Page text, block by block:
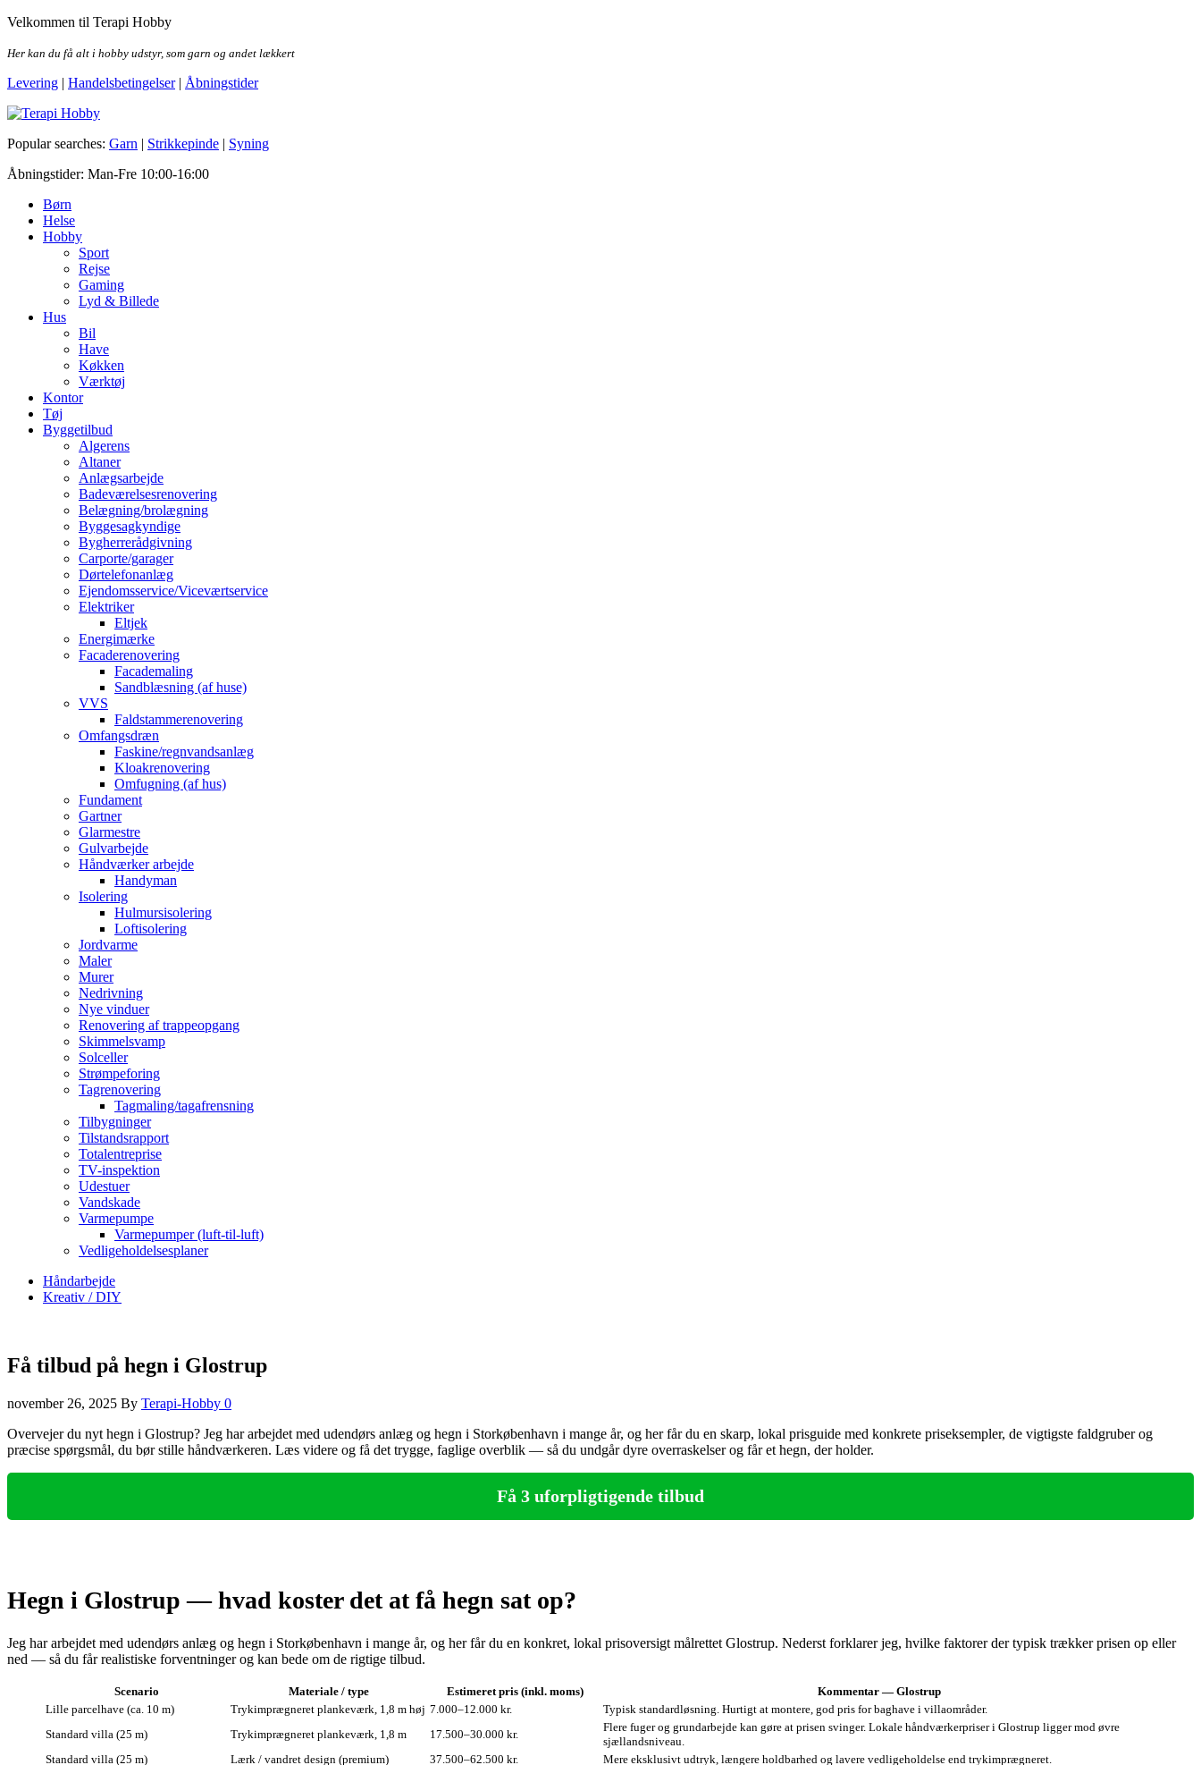
Skip
the
Velkommen til Terapi Hobby
Her kan du få alt i hobby udstyr, som garn og andet lækkert
Levering | Handelsbetingelser| Åbningstider
Terapi Hobby
Popular searches: Garn | Strikkepinde | Syning
Åbningstider: Man-Fre 10:00-16:00
Børn
Helse
Hobby
Sport
Rejse
Gaming
Lyd & Billede
Hus
Bil
Have
Køkken
Værktøj
Kontor
Tøj
Byggetilbud
Algerens
Altaner
Anlægsarbejde
Badeværelsesrenovering
Belægning/brolægning
Byggesagkyndige
Bygherrerådgivning
Carporte/garager
Dørtelefonanlæg
Ejendomsservice/Viceværtservice
Elektriker
Eltjek
Energimærke
Facaderenovering
Facademaling
Sandblæsning (af huse)
VVS
Faldstammerenovering
Omfangsdræn
Faskine/regnvandsanlæg
Kloakrenovering
Omfugning (af hus)
Fundament
Gartner
Glarmestre
Gulvarbejde
Håndværker arbejde
Handyman
Isolering
Hulmursisolering
Loftisolering
Jordvarme
Maler
Murer
Nedrivning
Nye vinduer
Renovering af trappeopgang
Skimmelsvamp
Solceller
Strømpeforing
Tagrenovering
Tagmaling/tagafrensning
Tilbygninger
Tilstandsrapport
Totalentreprise
TV-inspektion
Udestuer
Vandskade
Varmepumpe
Varmepumper (luft-til-luft)
Vedligeholdelsesplaner
Håndarbejde
Kreativ / DIY
Få tilbud på hegn i Glostrup
november 26, 2025 By Terapi-Hobby 0
Overvejer du nyt hegn i Glostrup? Jeg har arbejdet med udendørs anlæg og hegn i Storkøbenhavn i mange år, og her får du en skarp, lokal prisguide med konkrete priseksempler, de vigtigste faldgruber og
præcise spørgsmål, du bør stille håndværkeren. Læs videre og få det trygge, faglige overblik — så du undgår dyre overraskelser og får et hegn, der holder.
Få 3 uforpligtigende tilbud
Hegn i Glostrup — hvad koster det at få hegn sat op?
Jeg har arbejdet med udendørs anlæg og hegn i Storkøbenhavn i mange år, og her får du en konkret, lokal prisoversigt målrettet Glostrup. Nederst forklarer jeg, hvilke faktorer der typisk trækker prisen op eller
ned — så du får realistiske forventninger og kan bede om de rigtige tilbud.
Scenario Materiale / type Estimeret pris (inkl. moms)
Kommentar — Glostrup
Lille parcelhave (ca. 10 m)
Trykimprægneret plankeværk, 1,8 m høj 7.000–12.000 kr.
Typisk standardløsning. Hurtigt at montere, god pris for baghave i villaområder.
Standard villa (25 m)
Trykimprægneret plankeværk, 1,8 m 17.500–30.000 kr.
Flere fuger og grundarbejde kan gøre at prisen svinger. Lokale håndværkerpriser i Glostrup ligger mod øvre
sjællandsniveau.
Standard villa (25 m)
Lærk / vandret design (premium) 37.500–62.500 kr.
Mere eksklusivt udtryk, længere holdbarhed og lavere vedligeholdelse end trykimprægneret.